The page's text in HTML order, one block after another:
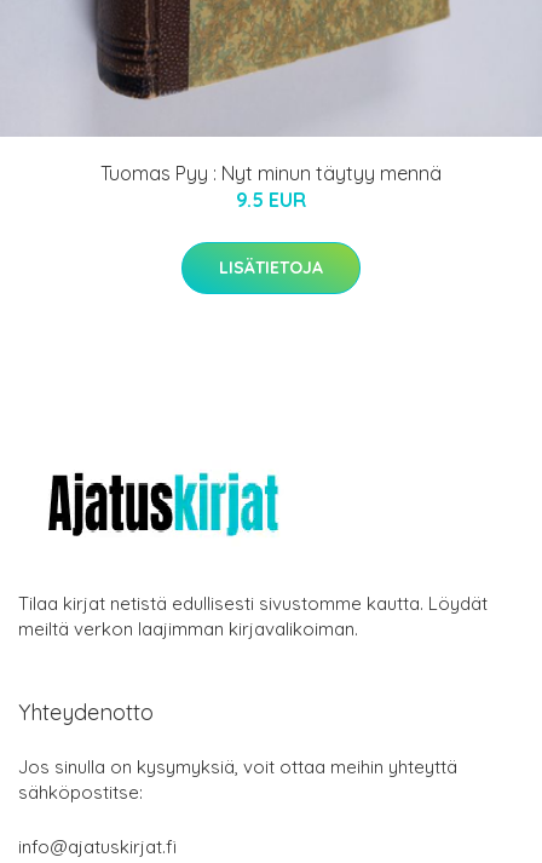
Tuomas Pyy : Nyt minun täytyy mennä
9.5 EUR
LISÄTIETOJA
Tilaa kirjat netistä edullisesti sivustomme kautta. Löydät
meiltä verkon laajimman kirjavalikoiman.
Yhteydenotto
Jos sinulla on kysymyksiä, voit ottaa meihin yhteyttä
sähköpostitse:
info@ajatuskirjat.fi